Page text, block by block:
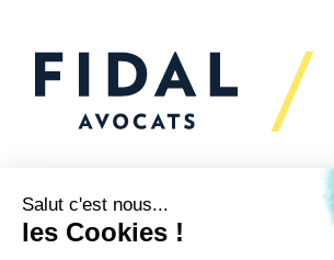
Vous souhaitez
avec nous ?